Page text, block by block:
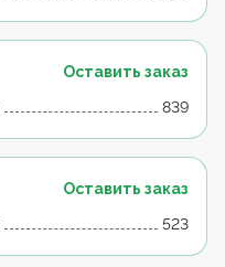
Оставить заказ
839
Оставить заказ
523